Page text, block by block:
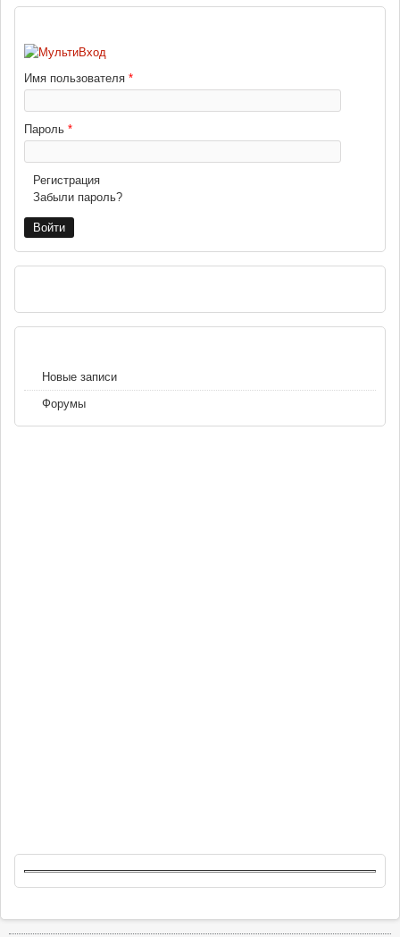
Имя пользователя *
Пароль *
Регистрация
Забыли пароль?
Новые записи
Форумы